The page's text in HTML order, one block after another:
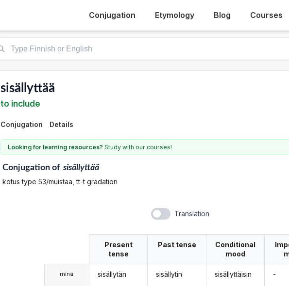
Conjugation Etymology Blog Courses
sisällyttää
to include
Conjugation Details
Looking for learning resources? Study with our courses!
Conjugationof sisällyttää
kotus type 53/muistaa, tt-t gradation
Translation
minä
Present
tense
sisällytän
Past tense
sisällytin
Conditional
mood
sisällyttäisin -